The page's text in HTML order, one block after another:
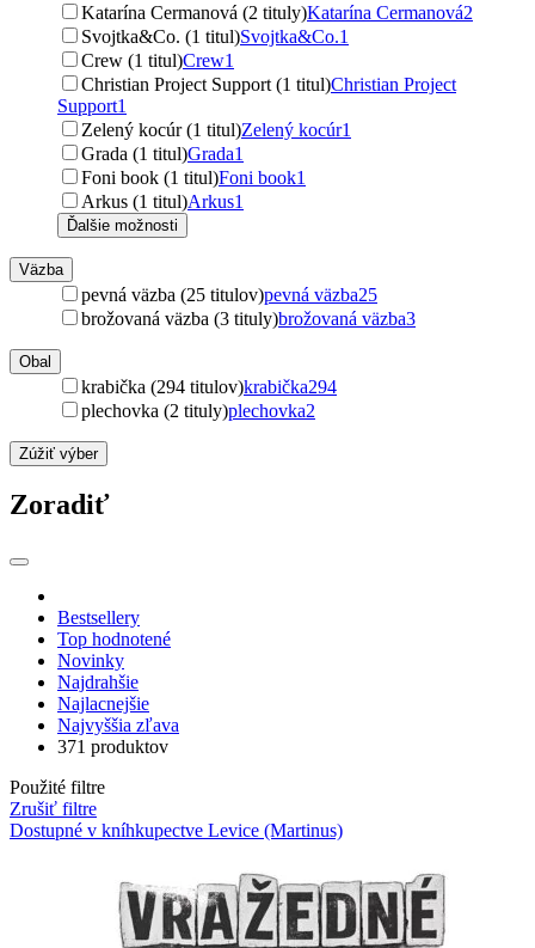
Katarína Cermanová (2 tituly)Katarína Cermanová2
Svojtka&Co. (1 titul)Svojtka&Co.1
Crew (1 titul)Crew1
Christian Project Support (1 titul)Christian Project
Support1
Zelený kocúr (1 titul)Zelený kocúr1
Grada (1 titul)Grada1
Foni book (1 titul)Foni book1
Arkus (1 titul)Arkus1
Ďalšie možnosti
Väzba
pevná väzba (25 titulov)pevná väzba25
brožovaná väzba (3 tituly)brožovaná väzba3
Obal
krabička (294 titulov)krabička294
plechovka (2 tituly)plechovka2
Zúžiť výber
Zoradiť
Bestsellery
Top hodnotené
Novinky
Najdrahšie
Najlacnejšie
Najvyššia zľava
371 produktov
Použité filtre
Zrušiť filtre
Dostupné v kníhkupectve Levice (Martinus)